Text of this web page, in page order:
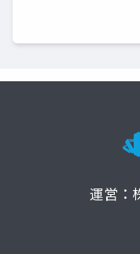
運営：